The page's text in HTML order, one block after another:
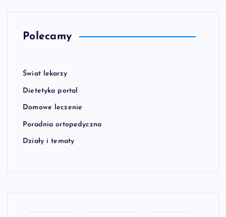
Polecamy
Świat lekarzy
Dietetyka portal
Domowe leczenie
Poradnia ortopedyczna
Działy i tematy